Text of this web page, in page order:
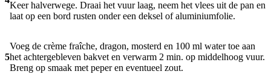
Keer halverwege. Draai het vuur laag, neem het vlees uit de pan en
laat op een bord rusten onder een deksel of aluminiumfolie.
5
Voeg de crème fraîche, dragon, mosterd en 100 ml water toe aan
het achtergebleven bakvet en verwarm 2 min. op middelhoog vuur.
Breng op smaak met peper en eventueel zout.